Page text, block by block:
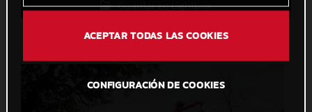
Guardar en Lightbox
ACEPTAR TODAS LAS COOKIES
CONFIGURACIÓN DE COOKIES